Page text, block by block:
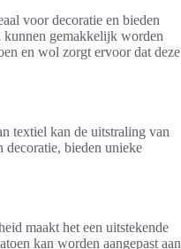
voor decoratie en bieden
gemakkelijk worden
en wol zorgt ervoor dat deze
textiel kan de uitstraling van
decoratie, bieden unieke
maakt het een uitstekende
kan worden aangepast aan